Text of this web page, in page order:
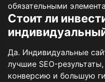
обязательными
Стоит ли
Да. Индивидуальные
лучшие SEO-
конверсию и большую